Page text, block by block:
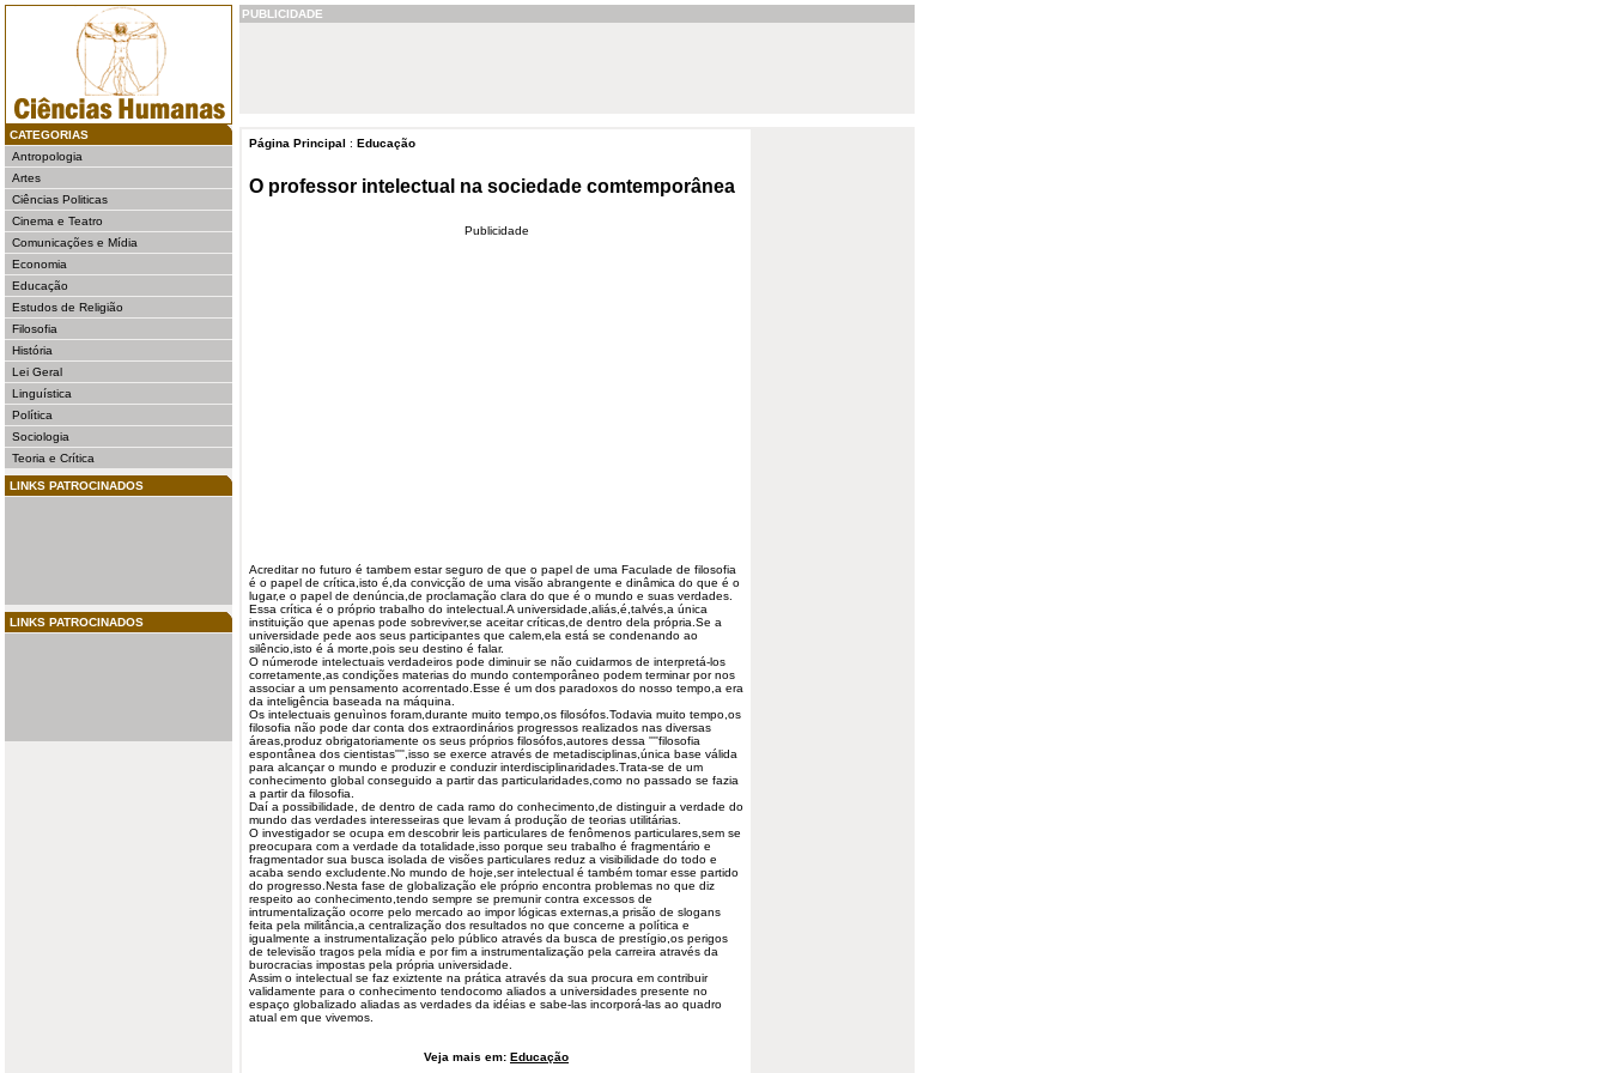
CATEGORIAS
Antropologia
Artes
Ciências Politicas
Cinema e Teatro
Comunicações e Mídia
Economia
Educação
Estudos de Religião
Filosofia
História
Lei Geral
Linguística
Política
Sociologia
Teoria e Crítica
LINKS PATROCINADOS
LINKS PATROCINADOS
PUBLICIDADE
Página Principal : Educação
O professor intelectual na sociedade comtemporânea
Publicidade
Acreditar no futuro é tambem estar seguro de que o papel de uma Faculade de filosofia
é o papel de crítica,isto é,da convicção de uma visão abrangente e dinâmica do que é o
lugar,e o papel de denúncia,de proclamação clara do que é o mundo e suas verdades.
Essa crítica é o próprio trabalho do intelectual .A universidade,aliás,é,talvés,a única
instituição que apenas pode sobreviver,se aceitar críticas,de dentro dela própria.Se a
universidade pede aos seus participantes que calem,ela está se condenando ao
silêncio,isto é á morte,pois seu destino é falar.
O númerode intelectuais verdadeiros pode diminuir se não cuidarmos de interpretá-los
corretamente,as condições materias do mundo contemporâneo podem terminar por nos
associar a um pensamento acorrentado.Esse é um dos paradoxos do nosso tempo,a era
da inteligência baseada na máquina.
Os intelectuais genuìnos foram,durante muito tempo,os filosófos.Todavia muito tempo,os
filosofia não pode dar conta dos extraordinários progressos realizados nas diversas
áreas,produz obrigatoriamente os seus próprios filosófos,autores dessa ''''filosofia
espontânea dos cientistas'''',isso se exerce através de metadisciplinas,única base válida
para alcançar o mundo e produzir e conduzir interdisciplinaridades.Trata-se de um
conhecimento global conseguido a partir das particularidades,como no passado se fazia
a partir da filosofia.
Daí a possibilidade, de dentro de cada ramo do conhecimento,de distinguir a verdade do
mundo das verdades interesseiras que levam á produção de teorias utilitárias.
O investigador se ocupa em descobrir leis particulares de fenômenos particulares,sem se
preocupara com a verdade da totalidade,isso porque seu trabalho é fragmentário e
fragmentador sua busca isolada de visões particulares reduz a visibilidade do todo e
acaba sendo excludente.No mundo de hoje,ser intelectual é também tomar esse partido
do progresso.Nesta fase de globalização ele próprio encontra problemas no que diz
respeito ao conhecimento,tendo sempre se premunir contra excessos de
intrumentalização ocorre pelo mercado ao impor lógicas externas,a prisão de slogans
feita pela militância,a centralização dos resultados no que concerne a política e
igualmente a instrumentalização pelo público através da busca de prestígio,os perigos
de televisão tragos pela mídia e por fim a instrumentalização pela carreira através da
burocracias impostas pela própria universidade.
Assim o intelectual se faz exiztente na prática através da sua procura em contribuir
validamente para o conhecimento tendocomo aliados a universidades presente no
espaço globalizado aliadas as verdades da idéias e sabe-las incorporá-las ao quadro
atual em que vivemos.
Veja mais em: Educação